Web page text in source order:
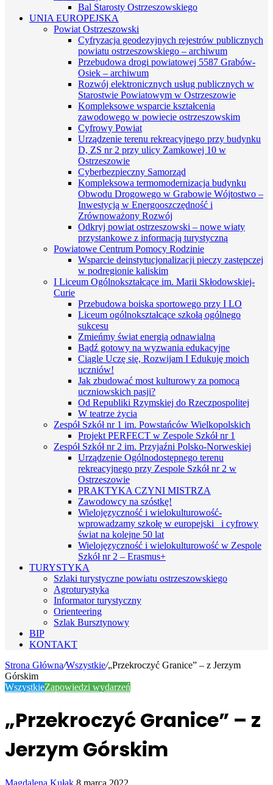
Bal Starosty Ostrzeszowskiego
UNIA EUROPEJSKA
Powiat Ostrzeszowski
Cyfryzacja geodezyjnych rejestrów publicznych
powiatu ostrzeszowskiego – archiwum
Przebudowa drogi powiatowej 5587 Grabów-
Osiek – archiwum
Rozwój elektronicznych usług publicznych w
Starostwie Powiatowym w Ostrzeszowie
Kompleksowe wsparcie kształcenia
zawodowego w powiecie ostrzeszowskim
Cyfrowy Powiat
Urządzenie terenu rekreacyjnego przy budynku
D, ZS nr 2 przy ulicy Zamkowej 10 w
Ostrzeszowie
Cyberbezpieczny Samorząd
Kompleksowa termomodernizacja budynku
Obwodu Drogowego w Grabowie Wójtostwo –
Inwestycją w Energooszczędność i
Zrównoważony Rozwój
Odkryj powiat ostrzeszowski – nowe wiaty
przystankowe z informacją turystyczną
Powiatowe Centrum Pomocy Rodzinie
Wsparcie deinstytucjonalizacji pieczy zastępczej
w podregionie kaliskim
I Liceum Ogólnokształcące im. Marii Skłodowskiej-
Curie
Przebudowa boiska sportowego przy I LO
Liceum ogólnokształcące szkołą ogólnego
sukcesu
Zmieńmy świat energią odnawialną
Bądź gotowy na wyzwania edukacyjne
Ciągle Uczę się, Rozwijam I Edukuję moich
uczniów!
Jak zbudować most kulturowy za pomocą
uczniowskich pasji?
Od Republiki Rzymskiej do Rzeczpospolitej
W teatrze życia
Zespół Szkół nr 1 im. Powstańców Wielkopolskich
Projekt PERFECT w Zespole Szkół nr 1
Zespół Szkół nr 2 im. Przyjaźni Polsko-Norweskiej
Urządzenie Ogólnodostępnego terenu
rekreacyjnego przy Zespole Szkół nr 2 w
Ostrzeszowie
PRAKTYKA CZYNI MISTRZA
Zawodowcy na szóstkę!
Wielojęzyczność i wielokulturowość-
wprowadzamy szkołę w europejski i cyfrowy
świat na kolejne 50 lat
Wielojęzyczność i wielokulturowość w Zespole
Szkół nr 2 – Erasmus+
TURYSTYKA
Szlaki turystyczne powiatu ostrzeszowskiego
Agroturystyka
Informator turystyczny
Orienteering
Szlak Bursztynowy
BIP
KONTAKT
Strona Główna/Wszystkie/„Przekroczyć Granice” – z Jerzym
Górskim
WszystkieZapowiedzi wydarzeń
„Przekroczyć Granice” – z
Jerzym Górskim
Magdalena Kułak Send
8 marca 2022